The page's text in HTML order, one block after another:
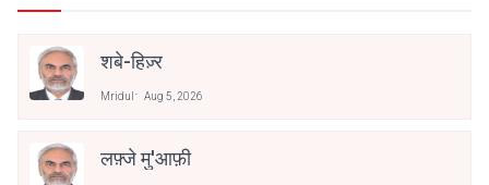
शबे-हिज़्र
Mridul Aug 5, 2026
लफ़्जे मु'आफ़ी